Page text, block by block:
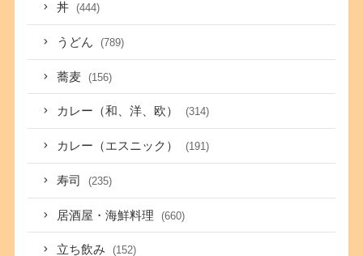
丼 (444)
うどん (789)
蕎麦 (156)
カレー（和、洋、欧） (314)
カレー（エスニック） (191)
寿司 (235)
居酒屋・海鮮料理 (660)
立ち飲み (152)